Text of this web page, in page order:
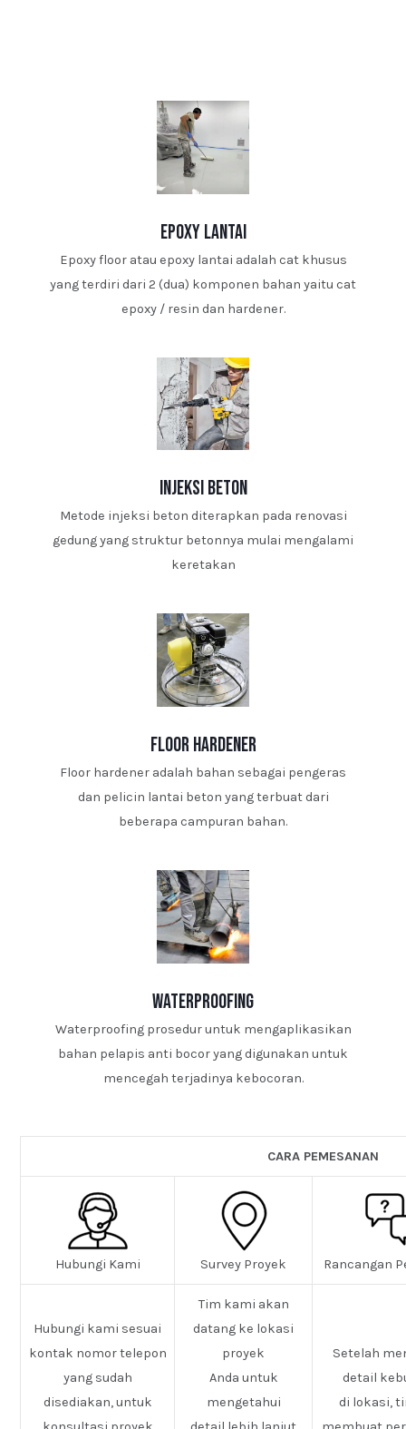
epoxy lantai
Epoxy floor atau epoxy lantai adalah cat khusus
yang terdiri dari 2 (dua) komponen bahan yaitu cat
epoxy / resin dan hardener.
injeksi beton
Metode injeksi beton diterapkan pada renovasi
gedung yang struktur betonnya mulai mengalami
keretakan
floor hardener
Floor hardener adalah bahan sebagai pengeras
dan pelicin lantai beton yang terbuat dari
beberapa campuran bahan.
waterproofing
Waterproofing prosedur untuk mengaplikasikan
bahan pelapis anti bocor yang digunakan untuk
mencegah terjadinya kebocoran.
CARA PEMESANAN
Hubungi Kami Survey Proyek Rancangan
Hubungi kami sesuai
kontak nomor telepon
yang sudah
disediakan, untuk
Tim kami akan
datang ke lokasi
proyek
Anda untuk
mengetahui
Setelah
detail
di lokasi,